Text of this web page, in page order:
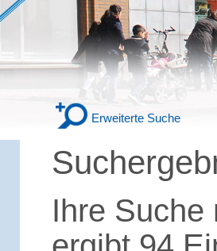
Erweiterte Suche
Ihre